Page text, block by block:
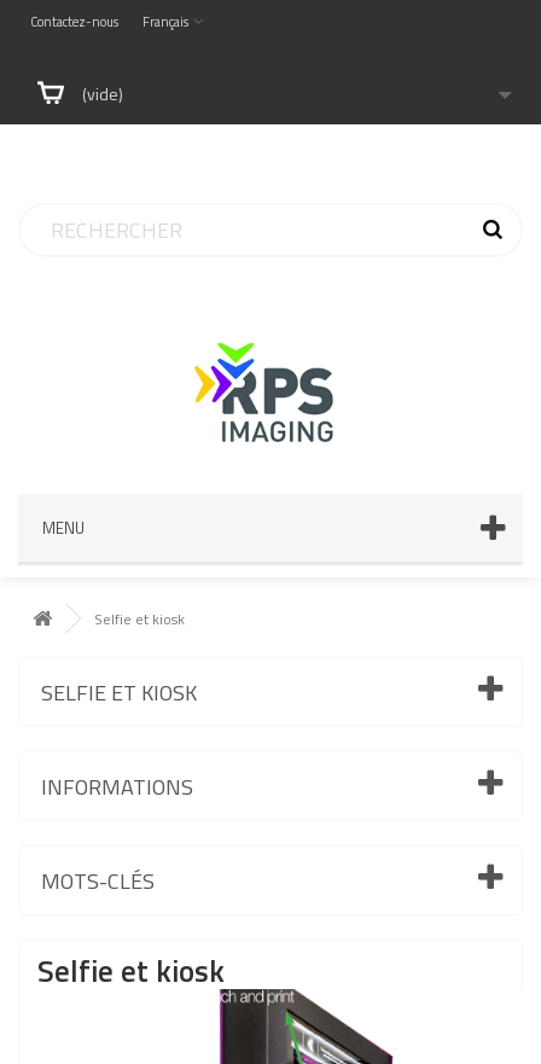
Contactez-nous Français
(vide)
MENU
Selfie et kiosk
SELFIE ET KIOSK
INFORMATIONS
MOTS-CLÉS
Selfie et kiosk